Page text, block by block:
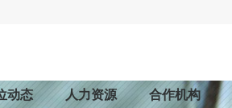
动态 人力资源 合作机构